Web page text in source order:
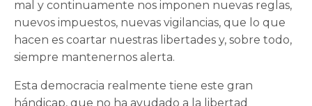
mal y continuamente nos imponen nuevas reglas,
nuevos impuestos, nuevas vigilancias, que lo que
hacen es coartar nuestras libertades y, sobre todo,
siempre mantenernos alerta.
Esta democracia realmente tiene este gran
hándicap, que no ha ayudado a la libertad